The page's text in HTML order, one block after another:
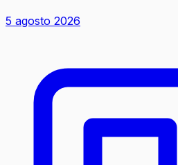
5 agosto 2026